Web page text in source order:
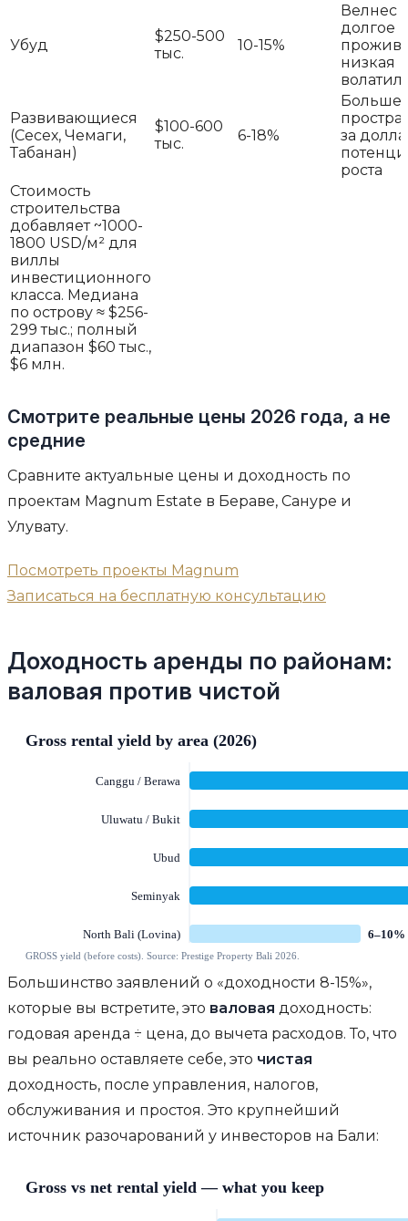
Убуд
$250-500
тыс.
10-15%
Велнес
долгое
низкая
Развивающиеся
(Сесех, Чемаги,
Табанан)
$100-600
тыс.
6-18%
Больше
за
роста
Стоимость
строительства
добавляет ~1000-
1800 USD/м² для
виллы
инвестиционного
класса. Медиана
по острову ≈ $256-
299 тыс.; полный
диапазон $60 тыс.,
$6 млн.
Смотрите реальные цены 2026 года, а не
средние
Сравните актуальные цены и доходность по
проектам Magnum Estate в Бераве, Сануре и
Улувату.
Посмотреть проекты Magnum
Записаться на бесплатную консультацию
Доходность аренды по районам:
валовая против чистой
Большинство заявлений о «доходности 8-15%»,
которые вы встретите, это валовая доходность:
годовая аренда ÷ цена, до вычета расходов. То, что
вы реально оставляете себе, это чистая
доходность, после управления, налогов,
обслуживания и простоя. Это крупнейший
источник разочарований у инвесторов на Бали: